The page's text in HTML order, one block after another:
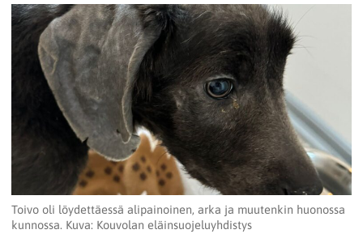
Toivo oli löydettäessä alipainoinen, arka ja muutenkin huonossa
kunnossa. Kuva: Kouvolan eläinsuojeluyhdistys